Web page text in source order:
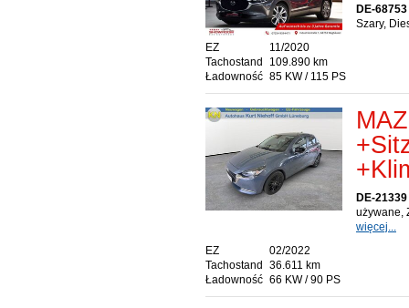
DE-
Szary,
EZ
11/2020
Tachostand
109.890 km
Ładowność 85 KW / 115 PS
DE-
używane,
więcej...
EZ
02/2022
Tachostand
36.611 km
Ładowność 66 KW / 90 PS